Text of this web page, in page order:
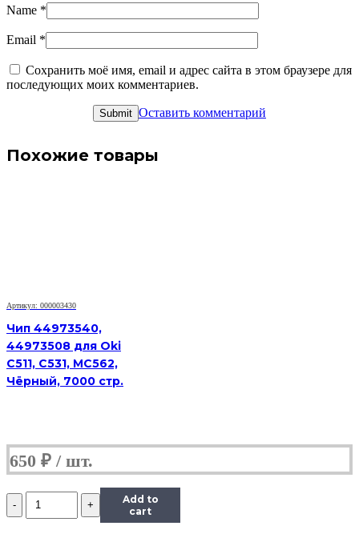
Name *
Email *
Сохранить моё имя, email и адрес сайта в этом браузере для
последующих моих комментариев.
Оставить комментарий
Похожие товары
Артикул: 000003430
Чип 44973540,
44973508 для Oki
C511, C531, MC562,
Чёрный, 7000 стр.
650 ₽
Количество
Чип
Add to
cart